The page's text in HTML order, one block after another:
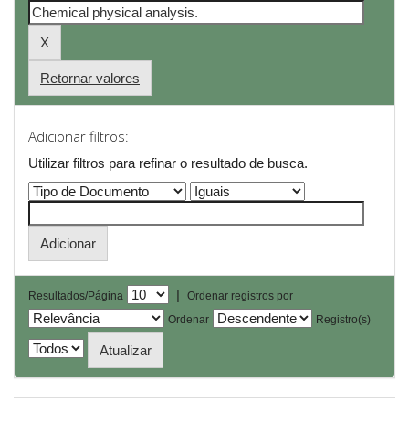
Retornar valores
Adicionar filtros:
Utilizar filtros para refinar o resultado de busca.
Resultados/Página |
Ordenar registros por
Ordenar
Registro(s)